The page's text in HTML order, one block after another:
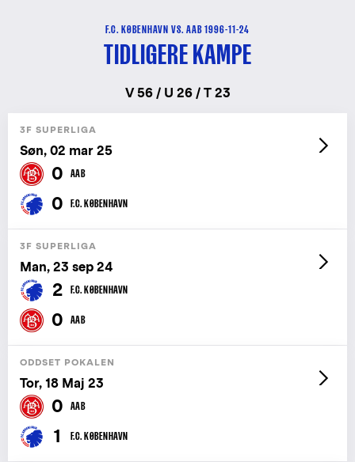
F.C. KØBENHAVN VS. AAB 1996-11-24
TIDLIGERE KAMPE
V 56 / U 26 / T 23
3F SUPERLIGA
Søn, 02 mar 25
0 AAB
0 F.C. KØBENHAVN
3F SUPERLIGA
Man, 23 sep 24
2 F.C. KØBENHAVN
0 AAB
ODDSET POKALEN
Tor, 18 Maj 23
0 AAB
1 F.C. KØBENHAVN